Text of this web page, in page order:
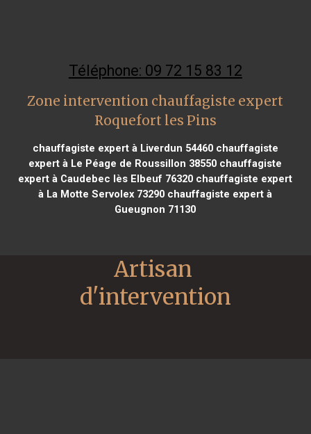
Téléphone: 09 72 15 83 12
Zone intervention chauffagiste expert
Roquefort les Pins
chauffagiste expert à Liverdun 54460chauffagiste
expert à Le Péage de Roussillon 38550 chauffagiste
expert à Caudebec lès Elbeuf 76320 chauffagiste expert
à La Motte Servolex 73290 chauffagiste expert à
Gueugnon 71130
Artisan
d'intervention